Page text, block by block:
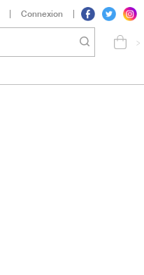
Connexion
>